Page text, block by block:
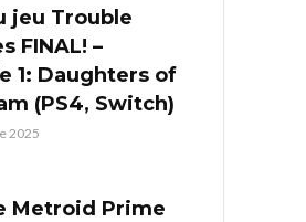
jeu Trouble
FINAL! –
1: Daughters of
(PS4, Switch)
2025
Metroid Prime